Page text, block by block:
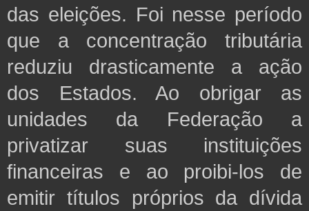
das eleições. Foi nesse período
que a concentração tributária
reduziu drasticamente a ação
dos Estados. Ao obrigar as
unidades da Federação a
privatizar suas instituições
financeiras e ao proibi-los de
emitir títulos próprios da dívida